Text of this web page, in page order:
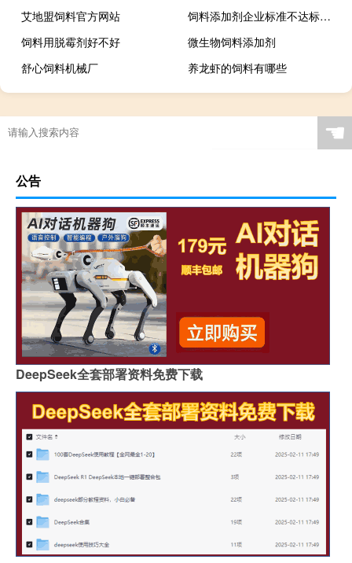
艾地盟饲料官方网站
饲料添加剂企业标准不达标犯刑法吗
饲料用脱霉剂好不好
微生物饲料添加剂
舒心饲料机械厂
养龙虾的饲料有哪些
☚
公告
DeepSeek全套部署资料免费下载